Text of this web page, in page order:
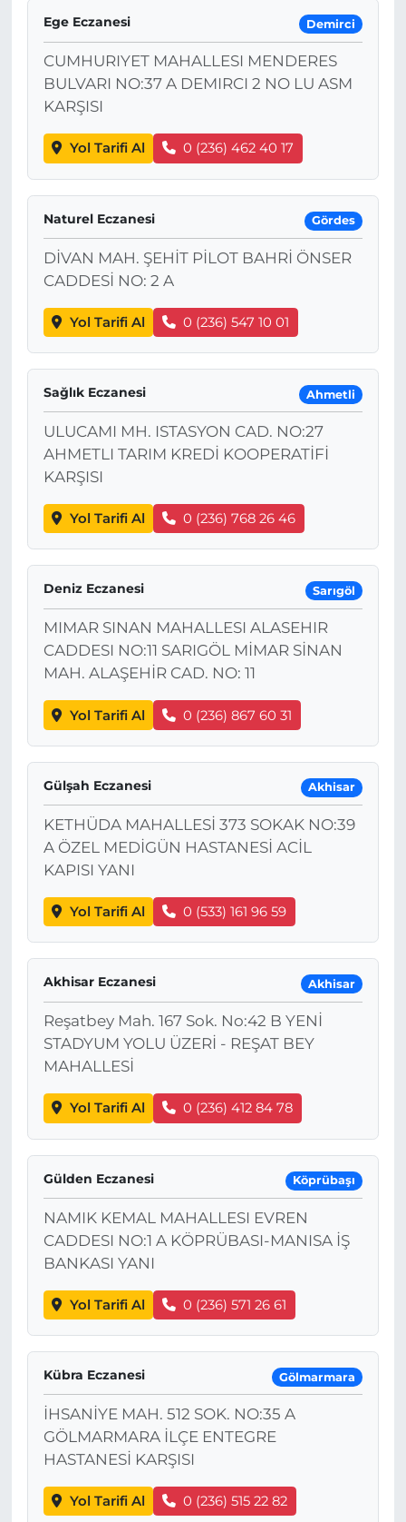
Ege Eczanesi Demirci
CUMHURIYET MAHALLESI MENDERES
BULVARI NO:37 A DEMIRCI 2 NO LU ASM
KARŞISI
Yol Tarifi Al 0 (236) 462 40 17
Naturel Eczanesi Gördes
DİVAN MAH. ŞEHİT PİLOT BAHRİ ÖNSER
CADDESİ NO: 2 A
Yol Tarifi Al 0 (236) 547 10 01
Sağlık Eczanesi Ahmetli
ULUCAMI MH. ISTASYON CAD. NO:27
AHMETLI TARIM KREDİ KOOPERATİFİ
KARŞISI
Yol Tarifi Al 0 (236) 768 26 46
Deniz Eczanesi Sarıgöl
MIMAR SINAN MAHALLESI ALASEHIR
CADDESI NO:11 SARIGÖL MİMAR SİNAN
MAH. ALAŞEHİR CAD. NO: 11
Yol Tarifi Al 0 (236) 867 60 31
Gülşah Eczanesi Akhisar
KETHÜDA MAHALLESİ 373 SOKAK NO:39
A ÖZEL MEDİGÜN HASTANESİ ACİL
KAPISI YANI
Yol Tarifi Al 0 (533) 161 96 59
Akhisar Eczanesi Akhisar
Reşatbey Mah. 167 Sok. No:42 B YENİ
STADYUM YOLU ÜZERİ - REŞAT BEY
MAHALLESİ
Yol Tarifi Al 0 (236) 412 84 78
Gülden Eczanesi Köprübaşı
NAMIK KEMAL MAHALLESI EVREN
CADDESI NO:1 A KÖPRÜBASI-MANISA İŞ
BANKASI YANI
Yol Tarifi Al 0 (236) 571 26 61
Kübra Eczanesi Gölmarmara
İHSANİYE MAH. 512 SOK. NO:35 A
GÖLMARMARA İLÇE ENTEGRE
HASTANESİ KARŞISI
Yol Tarifi Al 0 (236) 515 22 82